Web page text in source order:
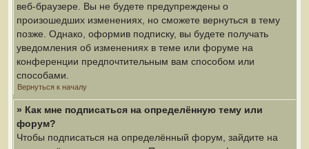
веб-браузере. Вы не будете предупреждены о
произошедших изменениях, но сможете вернуться в тему
позже. Однако, оформив подписку, вы будете получать
уведомления об изменениях в теме или форуме на
конференции предпочтительным вам способом или
способами.
Вернуться к началу
» Как мне подписаться на определённую тему или
форум?
Чтобы подписаться на определённый форум, зайдите на